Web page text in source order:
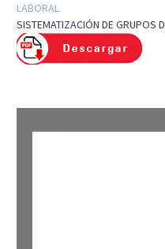
LABORAL
SISTEMATIZACIÓN DE GRUPOS